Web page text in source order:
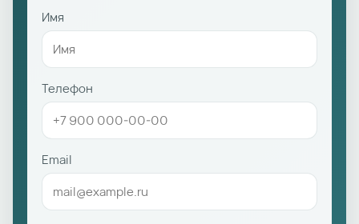
Имя
Телефон
Email